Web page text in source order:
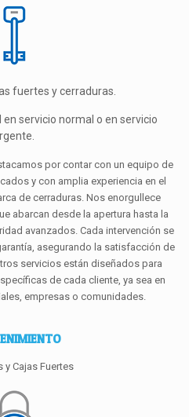
fuertes y cerraduras.
servicio normal o en servicio
por contar con un equipo de
y con amplia experiencia en el
de cerraduras. Nos enorgullece
abarcan desde la apertura hasta la
avanzados. Cada intervención se
asegurando la satisfacción de
servicios están diseñados para
de cada cliente, ya sea en
empresas o comunidades.
y Cajas Fuertes